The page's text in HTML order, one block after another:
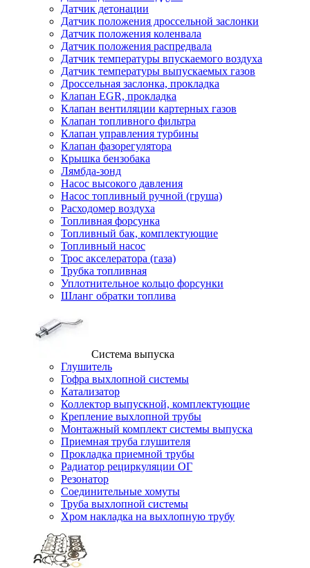
Датчик детонации
Датчик положения дроссельной заслонки
Датчик положения коленвала
Датчик положения распредвала
Датчик температуры впускаемого воздуха
Датчик температуры выпускаемых газов
Дроссельная заслонка, прокладка
Клапан EGR, прокладка
Клапан вентиляции картерных газов
Клапан топливного фильтра
Клапан управления турбины
Клапан фазорегулятора
Крышка бензобака
Лямбда-зонд
Насос высокого давления
Насос топливный ручной (груша)
Расходомер воздуха
Топливная форсунка
Топливный бак, комплектующие
Топливный насос
Трос акселератора (газа)
Трубка топливная
Уплотнительное кольцо форсунки
Шланг обратки топлива
Система выпуска
Глушитель
Гофра выхлопной системы
Катализатор
Коллектор выпускной, комплектующие
Крепление выхлопной трубы
Монтажный комплект системы выпуска
Приемная труба глушителя
Прокладка приемной трубы
Радиатор рециркуляции ОГ
Резонатор
Соединительные хомуты
Труба выхлопной системы
Хром накладка на выхлопную трубу